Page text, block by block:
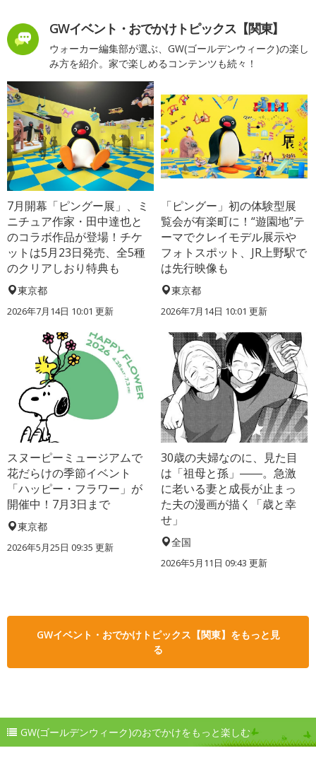
GWイベント・おでかけトピックス【関東】
ウォーカー編集部が選ぶ、GW(ゴールデンウィーク)の楽し
み方を紹介。家で楽しめるコンテンツも続々！
7月開幕「ピングー展」、ミ
ニチュア作家・田中達也と
のコラボ作品が登場！チケ
ットは5月23日発売、全5種
のクリアしおり特典も
東京都
2026年7月14日 10:01 更新
「ピングー」初の体験型展
覧会が有楽町に！“遊園地”テ
ーマでクレイモデル展示や
フォトスポット、JR上野駅で
は先行映像も
東京都
2026年7月14日 10:01 更新
スヌーピーミュージアムで
花だらけの季節イベント
「ハッピー・フラワー」が
開催中！7月3日まで
東京都
2026年5月25日 09:35 更新
30歳の夫婦なのに、見た目
は「祖母と孫」――。急激
に老いる妻と成長が止まっ
た夫の漫画が描く「歳と幸
せ」
全国
2026年5月11日 09:43 更新
GWイベント・おでかけトピックス【関東】をもっと見
る
GW(ゴールデンウィーク)のおでかけをもっと楽しむ